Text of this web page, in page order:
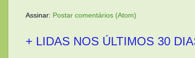
Assinar: Postar comentários (Atom)
+ LIDAS NOS ÚLTIMOS 30